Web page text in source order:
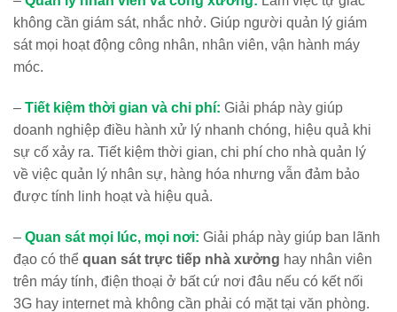
không cần giám sát, nhắc nhở. Giúp người quản lý giám
sát mọi hoạt động công nhân, nhân viên, vận hành máy
móc.
– Tiết kiệm thời gian và chi phí: Giải pháp này giúp
doanh nghiệp điều hành xử lý nhanh chóng, hiệu quả khi
sự cố xảy ra. Tiết kiệm thời gian, chi phí cho nhà quản lý
về việc quản lý nhân sự, hàng hóa nhưng vẫn đảm bảo
được tính linh hoạt và hiệu quả.
– Quan sát mọi lúc, mọi nơi: Giải pháp này giúp ban lãnh
đạo có thể quan sát trực tiếp nhà xưởng hay nhân viên
trên máy tính, điện thoại ở bất cứ nơi đâu nếu có kết nối
3G hay internet mà không cần phải có mặt tại văn phòng.